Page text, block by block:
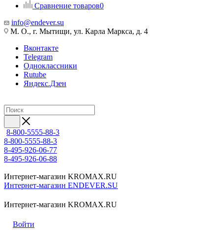
Сравнение товаров0
info@endever.su
М. О., г. Мытищи, ул. Карла Маркса, д. 4
Вконтакте
Telegram
Одноклассники
Rutube
Яндекс.Дзен
8-800-5555-88-3
8-800-5555-88-3
8-495-926-06-77
8-495-926-06-88
Интернет-магазин KROMAX.RU
Интернет-магазин ENDEVER.SU
Интернет-магазин KROMAX.RU
Войти